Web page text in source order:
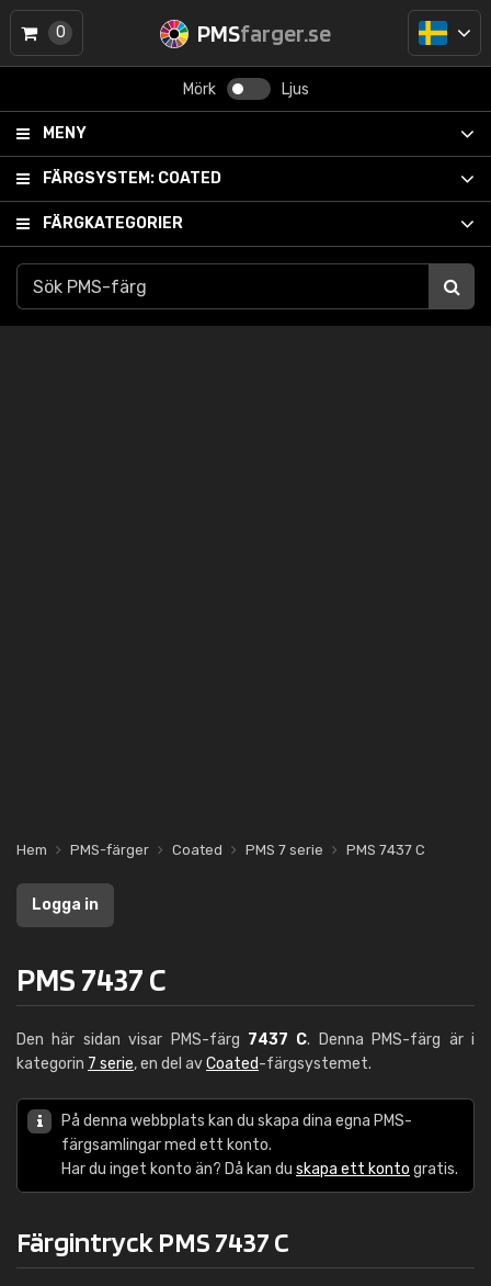
PMSfarger.se
Mörk Ljus
MENY
FÄRGSYSTEM: COATED
FÄRGKATEGORIER
0
Hem PMS-färger Coated PMS 7 serie PMS 7437 C
Logga in
PMS 7437 C
Den här sidan visar PMS-färg 7437 C. Denna PMS-färg är i
kategorin 7 serie, en del avCoated-färgsystemet.
På denna webbplats kan du skapa dina egna PMS-
färgsamlingar med ett konto.
Har du inget konto än? Då kan du skapa ett konto gratis.
Färgintryck PMS 7437 C